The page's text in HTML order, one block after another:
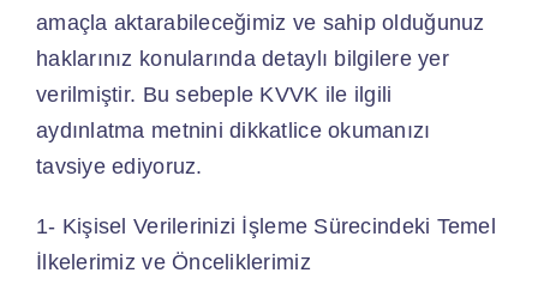
amaçla aktarabileceğimiz ve sahip olduğunuz
haklarınız konularında detaylı bilgilere yer
verilmiştir. Bu sebeple KVVK ile ilgili
aydınlatma metnini dikkatlice okumanızı
tavsiye ediyoruz.
1- Kişisel Verilerinizi İşleme Sürecindeki Temel
İlkelerimiz ve Önceliklerimiz